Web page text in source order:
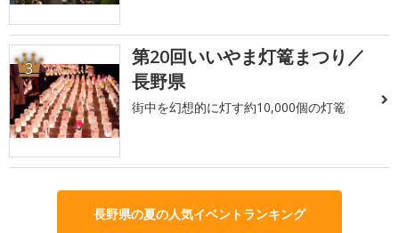
3
第20回いいやま灯篭まつり／
長野県
街中を幻想的に灯す約10,000個の灯篭
長野県の夏の人気イベントランキング